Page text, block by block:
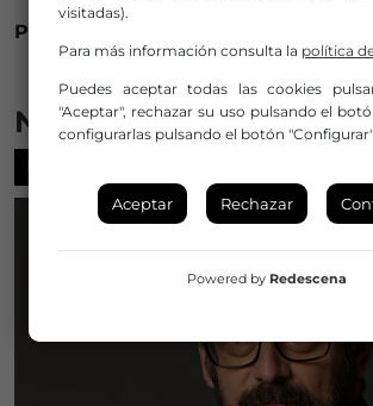
Premio Max de Honor:
Noticias relacionadas
NOTICIAS
visitadas).
Para más información consulta la política
Puedes aceptar todas las cookies
"Aceptar", rechazar su uso pulsando el
configurarlas pulsando el botón
Aceptar Rechazar
Powered by Redescena